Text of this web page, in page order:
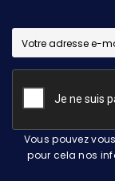
Vous pouvez
pour cela nos